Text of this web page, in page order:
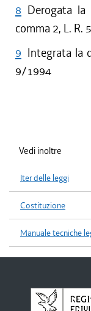
8 Derogata la
comma 2, L. R.
9 Integrata la
9/1994
Vedi inoltre
Iter delle leggi
Costituzione
Manuale tecniche